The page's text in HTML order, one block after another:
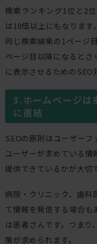
検索ランキング1位と2
は10倍以上にもなります。
同じ検索結果の1ページ
ページ目以降になるとさ
に表示させるためのSEO
ホームページは
に直結
SEOの原則はユーザーフ
ユーザーが求めている情
提供できているかが大切
病院・クリニック、歯科
て情報を発信する場合も
は患者さんです。つまり
策が求められます。